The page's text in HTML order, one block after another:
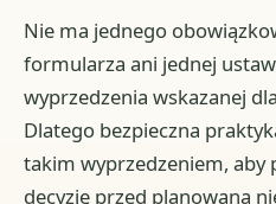
Nie ma jednego
formularza ani jednej
wyprzedzenia wskazanej
Dlatego bezpieczna
takim wyprzedzeniem, aby
decyzję przed planowaną